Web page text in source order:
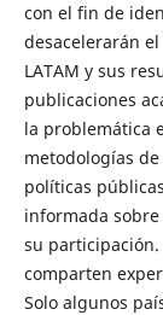
con el fin de
desacelerarán
LATAM y sus
publicaciones
la problemática
metodologías
políticas
informada sobre
su
comparten
Solo algunos